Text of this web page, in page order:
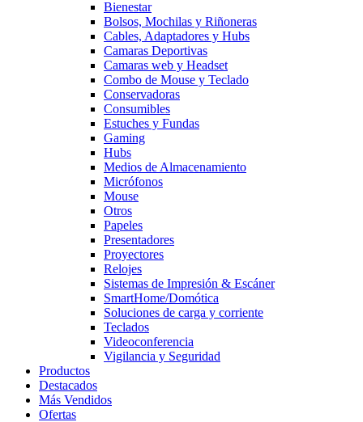
Bienestar
Bolsos, Mochilas y Riñoneras
Cables, Adaptadores y Hubs
Camaras Deportivas
Camaras web y Headset
Combo de Mouse y Teclado
Conservadoras
Consumibles
Estuches y Fundas
Gaming
Hubs
Medios de Almacenamiento
Micrófonos
Mouse
Otros
Papeles
Presentadores
Proyectores
Relojes
Sistemas de Impresión & Escáner
SmartHome/Domótica
Soluciones de carga y corriente
Teclados
Videoconferencia
Vigilancia y Seguridad
Productos
Destacados
Más Vendidos
Ofertas